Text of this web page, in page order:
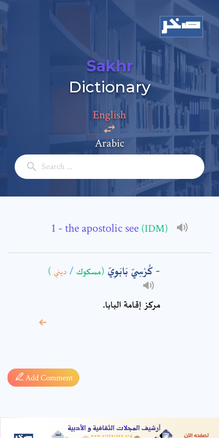
Sakhr
Dictionary
English
Arabic
- the apostolic see (IDM)
كُرْسِيّ بَابَوِيّ (مسكوك / ديني )
مركز إقامة البابا.
Add Comment
Add a comment
Full Name: *
Subject: *